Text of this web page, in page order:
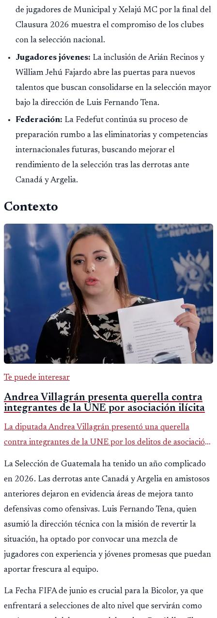
de jugadores de Municipal y Xelajú MC por la final del
Clausura 2026 muestra el compromiso de los clubes
con la selección nacional.
Jugadores jóvenes: La inclusión de Arián Recinos y
William Jehú Fajardo abre las puertas para nuevos
talentos que buscan consolidarse en la selección mayor
bajo la dirección de Luis Fernando Tena.
Federación: La Fedefut continúa su proceso de
preparación rumbo a las eliminatorias y competencias
internacionales futuras, buscando mejorar el
rendimiento de la selección tras las derrotas ante
Canadá y Argelia.
Contexto
Te puede interesar
Andrea Villagrán presenta querella contra
integrantes de la UNE por asociación ilícita
La diputada Andrea Villagrán presentó una querella
contra integrantes de la UNE por los delitos de asociación
La Selección de Guatemala ha tenido un año complicado
en 2026. Las derrotas ante Canadá y Argelia en amistosos
anteriores dejaron en evidencia áreas de mejora tanto
defensivas como ofensivas. Luis Fernando Tena, quien
asumió la dirección técnica con la misión de revertir la
situación, ha optado por convocar una mezcla de
jugadores con experiencia y jóvenes promesas que puedan
aportar frescura al equipo.
La Fecha FIFA de junio es crucial para la Bicolor, ya que
enfrentará a selecciones de alto nivel que servirán como